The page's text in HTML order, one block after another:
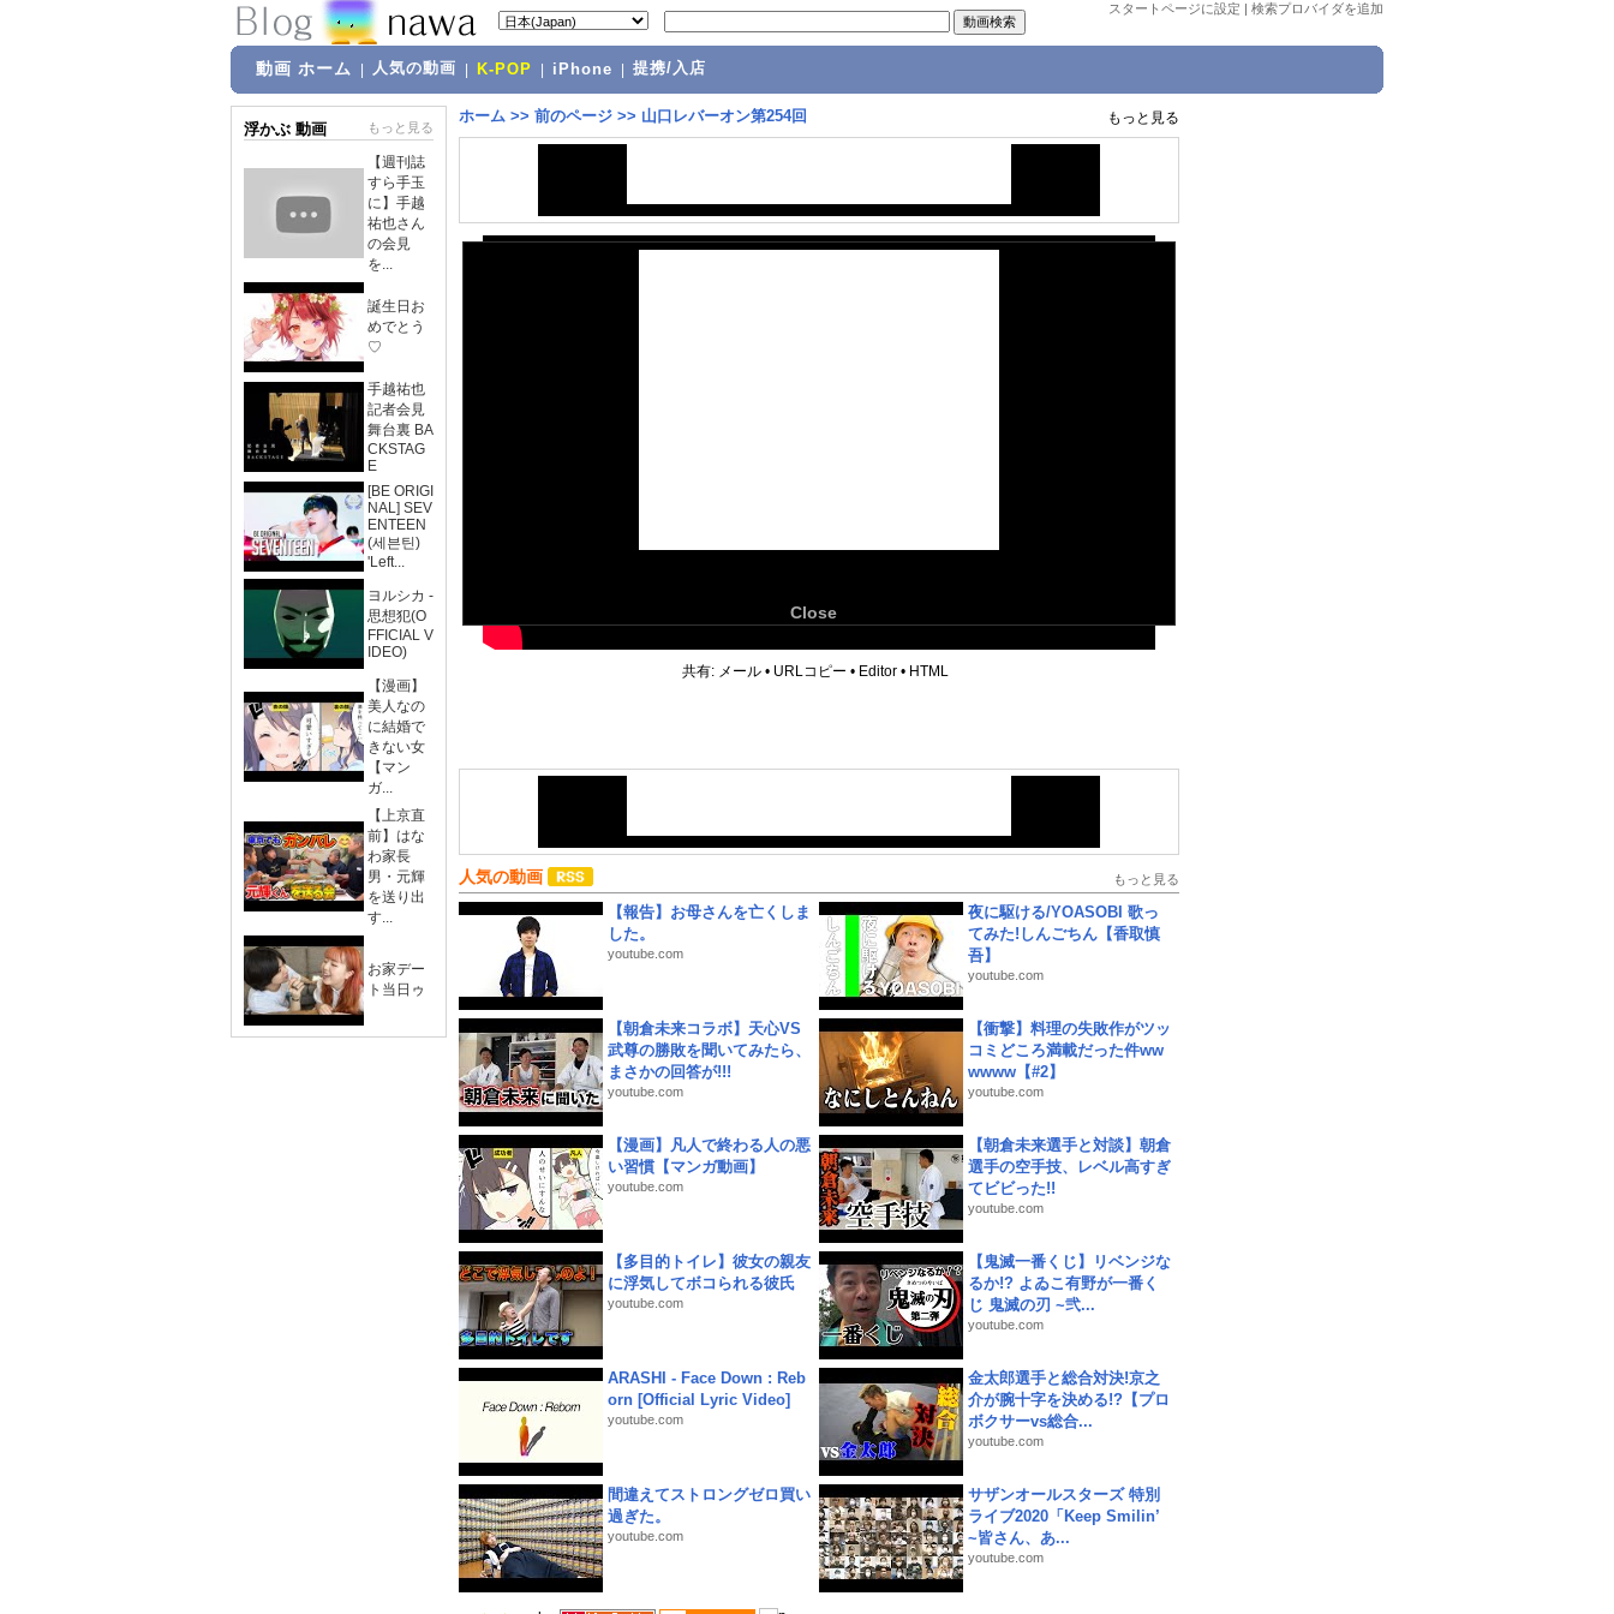
スタートページに設定 | 検索プロバイダを追加
動画 ホーム 人気の動画 K-POP iPhone 提携/入店
浮かぶ 動画 もっと見る
【週刊誌
すら手玉
に】手越
祐也さん
の会見
を...
誕生日お
めでとう
♡
手越祐也
記者会見
舞台裏 BA
CKSTAG
E
[BE ORIGI
NAL] SEV
ENTEEN
(세븐틴)
'Left...
ヨルシカ -
思想犯(O
FFICIAL V
IDEO)
【漫画】
美人なの
に結婚で
きない女
【マン
ガ...
【上京直
前】はな
わ家長
男・元輝
を送り出
す...
お家デー
ト当日ゥ
ホーム >> 前のページ >> 山口レバーオン第254回 もっと見る
Close
共有: メール • URLコピー • Editor • HTML
人気の動画 もっと見る
【報告】お母さんを亡くしま
した。
youtube.com
夜に駆ける/YOASOBI 歌っ
てみた!しんごちん【香取慎
吾】
youtube.com
【朝倉未来コラボ】天心VS
武尊の勝敗を聞いてみたら、
まさかの回答が!!!
youtube.com
【衝撃】料理の失敗作がツッ
コミどころ満載だった件ww
wwww【#2】
youtube.com
【漫画】凡人で終わる人の悪
い習慣【マンガ動画】
youtube.com
【朝倉未来選手と対談】朝倉
選手の空手技、レベル高すぎ
てビビった!!
youtube.com
【多目的トイレ】彼女の親友
に浮気してボコられる彼氏
youtube.com
【鬼滅一番くじ】リベンジな
るか!? よゐこ有野が一番く
じ 鬼滅の刃 ~弐...
youtube.com
ARASHI - Face Down : Reb
orn [Official Lyric Video]
youtube.com
金太郎選手と総合対決!京之
介が腕十字を決める!?【プロ
ボクサーvs総合...
youtube.com
間違えてストロングゼロ買い
過ぎた。
youtube.com
サザンオールスターズ 特別
ライブ2020「Keep Smilin’
~皆さん、あ...
youtube.com